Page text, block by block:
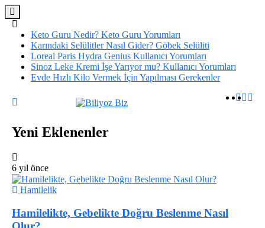
Keto Guru Nedir? Keto Guru Yorumları
Karındaki Selülitler Nasıl Gider? Göbek Selüliti
Loreal Paris Hydra Genius Kullanıcı Yorumları
Sinoz Leke Kremi İşe Yarıyor mu? Kullanıcı Yorumları
Evde Hızlı Kilo Vermek İçin Yapılması Gerekenler
Yeni Eklenenler
6 yıl önce
Hamilelik
Hamilelikte, Gebelikte Doğru Beslenme Nasıl